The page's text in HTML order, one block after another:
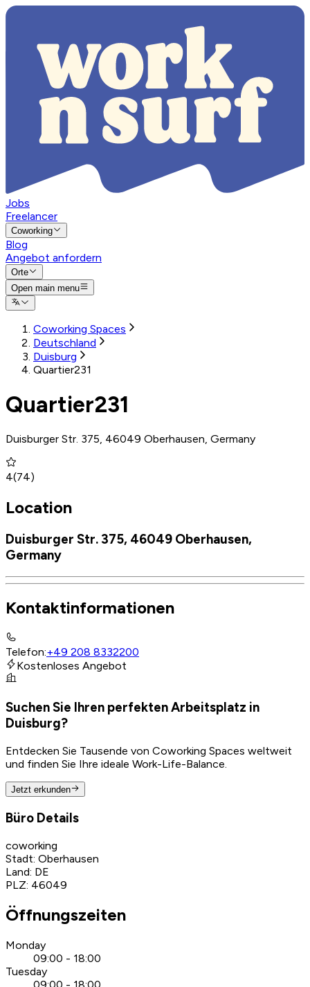
Jobs
Freelancer
Coworking
Blog
Angebot anfordern
Orte
Open main menu
Coworking Spaces
Deutschland
Duisburg
Quartier231
Quartier231
Duisburger Str. 375, 46049 Oberhausen, Germany
4(74)
Location
Duisburger Str. 375, 46049 Oberhausen,
Germany
Kontaktinformationen
Telefon:+49 208 8332200
Kostenloses Angebot
Suchen Sie Ihren perfekten Arbeitsplatz in
Duisburg?
Entdecken Sie Tausende von Coworking Spaces weltweit
und finden Sie Ihre ideale Work-Life-Balance.
Jetzt erkunden
Büro Details
coworking
Stadt: Oberhausen
Land: DE
PLZ: 46049
Öffnungszeiten
Monday
09:00 - 18:00
Tuesday